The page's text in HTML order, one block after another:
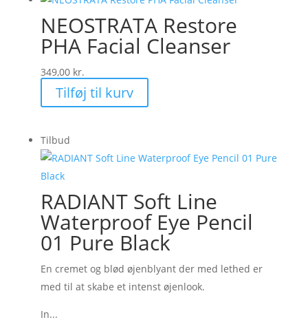
NEOSTRATA Restore
PHA Facial Cleanser
349,00 kr.
Tilføj til kurv
Tilbud
RADIANT Soft Line
Waterproof Eye Pencil
01 Pure Black
En cremet og blød øjenblyant der med lethed er
med til at skabe et intenst øjenlook.
In...